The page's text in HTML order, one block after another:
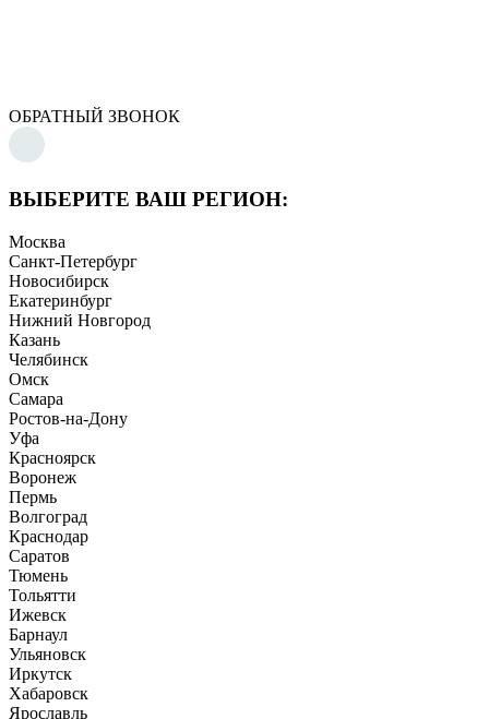
ОБРАТНЫЙ ЗВОНОК
ВЫБЕРИТЕ ВАШ РЕГИОН:
Москва
Санкт-Петербург
Новосибирск
Екатеринбург
Нижний Новгород
Казань
Челябинск
Омск
Самара
Ростов-на-Дону
Уфа
Красноярск
Воронеж
Пермь
Волгоград
Краснодар
Саратов
Тюмень
Тольятти
Ижевск
Барнаул
Ульяновск
Иркутск
Хабаровск
Ярославль